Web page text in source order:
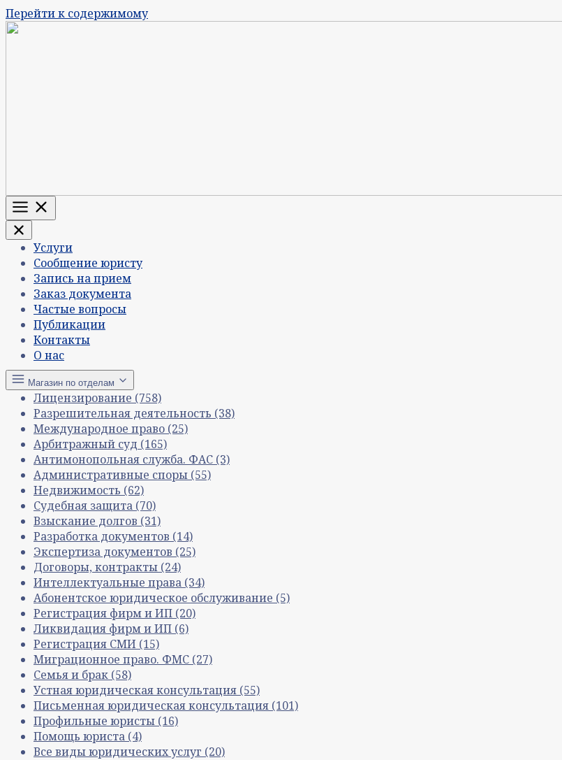
Перейти к содержимому
Меню
Услуги
Сообщение юристу
Запись на прием
Заказ документа
Частые вопросы
Публикации
Контакты
О нас
Магазин по отделам
Лицензирование (758)
Разрешительная деятельность (38)
Международное право (25)
Арбитражный суд (165)
Антимонопольная служба. ФАС (3)
Административные споры (55)
Недвижимость (62)
Судебная защита (70)
Взыскание долгов (31)
Разработка документов (14)
Экспертиза документов (25)
Договоры, контракты (24)
Интеллектуальные права (34)
Абонентское юридическое обслуживание (5)
Регистрация фирм и ИП (20)
Ликвидация фирм и ИП (6)
Регистрация СМИ (15)
Миграционное право. ФМС (27)
Семья и брак (58)
Устная юридическая консультация (55)
Письменная юридическая консультация (101)
Профильные юристы (16)
Помощь юриста (4)
Все виды юридических услуг (20)